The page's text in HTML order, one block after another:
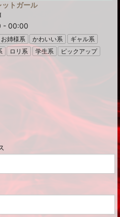
ットガール
-00:00
お姉様系 かわいい系
ギャル系
ロリ系 学生系 ピックアップ